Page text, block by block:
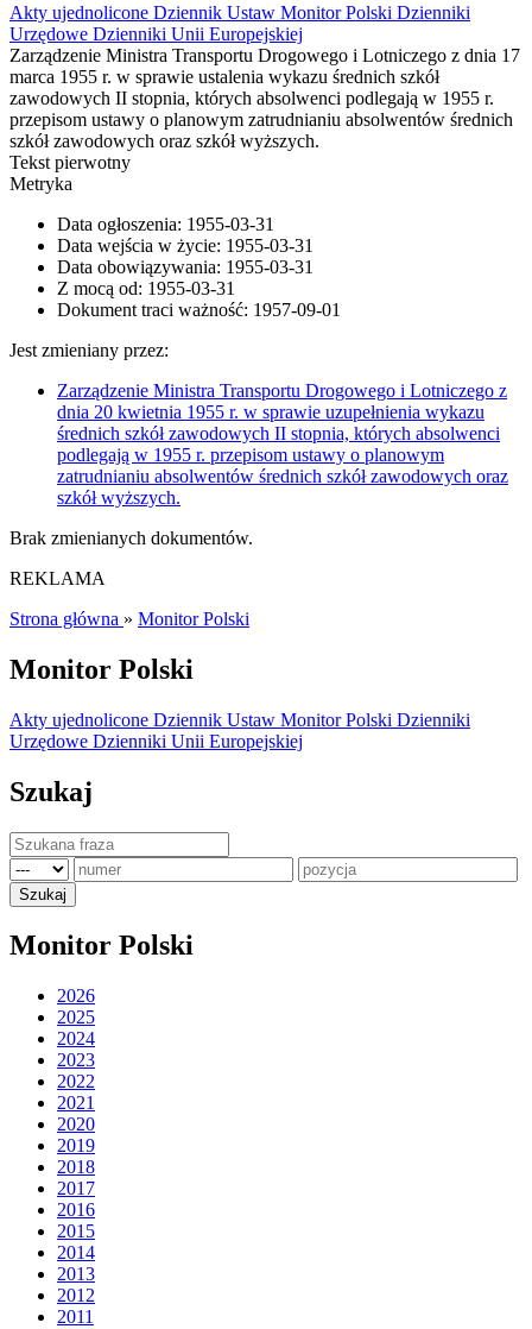
Akty ujednolicone Dziennik Ustaw Monitor Polski Dzienniki
Urzędowe Dzienniki Unii Europejskiej
Zarządzenie Ministra Transportu Drogowego i Lotniczego z dnia 17
marca 1955 r. w sprawie ustalenia wykazu średnich szkół
zawodowych II stopnia, których absolwenci podlegają w 1955 r.
przepisom ustawy o planowym zatrudnianiu absolwentów średnich
szkół zawodowych oraz szkół wyższych.
Tekst pierwotny
Metryka
Data ogłoszenia: 1955-03-31
Data wejścia w życie: 1955-03-31
Data obowiązywania: 1955-03-31
Z mocą od: 1955-03-31
Dokument traci ważność: 1957-09-01
Jest zmieniany przez:
Zarządzenie Ministra Transportu Drogowego i Lotniczego z
dnia 20 kwietnia 1955 r. w sprawie uzupełnienia wykazu
średnich szkół zawodowych II stopnia, których absolwenci
podlegają w 1955 r. przepisom ustawy o planowym
zatrudnianiu absolwentów średnich szkół zawodowych oraz
szkół wyższych.
Brak zmienianych dokumentów.
REKLAMA
Strona główna » Monitor Polski
Monitor Polski
Akty ujednolicone Dziennik Ustaw Monitor Polski Dzienniki
Urzędowe Dzienniki Unii Europejskiej
Szukaj
Monitor Polski
2026
2025
2024
2023
2022
2021
2020
2019
2018
2017
2016
2015
2014
2013
2012
2011